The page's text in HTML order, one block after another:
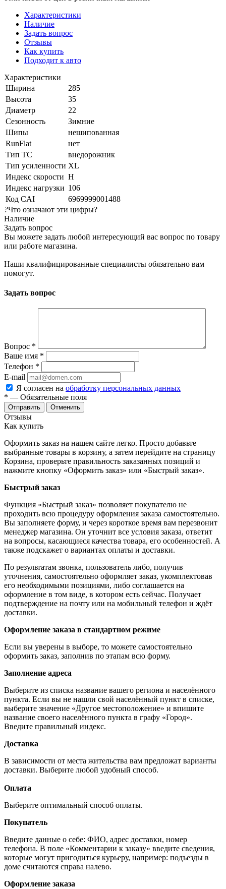
Характеристики
Наличие
Задать вопрос
Отзывы
Как купить
Подходит к авто
Характеристики
Ширина
285
Высота
35
Диаметр
22
Сезонность
Зимние
Шипы
нешипованная
RunFlat
нет
Тип ТС
внедорожник
Тип усиленности XL
Индекс скорости H
Индекс нагрузки 106
Код CAI
6969999001488
?Что означают эти цифры?
Наличие
Задать вопрос
Вы можете задать любой интересующий вас вопрос по товару
или работе магазина.
Наши квалифицированные специалисты обязательно вам
помогут.
Задать вопрос
Вопрос *
Ваше имя *
Телефон *
E-mail
Я согласен на обработку персональных данных
* — Обязательные поля
Отменить
Отзывы
Как купить
Оформить заказ на нашем сайте легко. Просто добавьте
выбранные товары в корзину, а затем перейдите на страницу
Корзина, проверьте правильность заказанных позиций и
нажмите кнопку «Оформить заказ» или «Быстрый заказ».
Быстрый заказ
Функция «Быстрый заказ» позволяет покупателю не
проходить всю процедуру оформления заказа самостоятельно.
Вы заполняете форму, и через короткое время вам перезвонит
менеджер магазина. Он уточнит все условия заказа, ответит
на вопросы, касающиеся качества товара, его особенностей. А
также подскажет о вариантах оплаты и доставки.
По результатам звонка, пользователь либо, получив
уточнения, самостоятельно оформляет заказ, укомплектовав
его необходимыми позициями, либо соглашается на
оформление в том виде, в котором есть сейчас. Получает
подтверждение на почту или на мобильный телефон и ждёт
доставки.
Оформление заказа в стандартном режиме
Если вы уверены в выборе, то можете самостоятельно
оформить заказ, заполнив по этапам всю форму.
Заполнение адреса
Выберите из списка название вашего региона и населённого
пункта. Если вы не нашли свой населённый пункт в списке,
выберите значение «Другое местоположение» и впишите
название своего населённого пункта в графу «Город».
Введите правильный индекс.
Доставка
В зависимости от места жительства вам предложат варианты
доставки. Выберите любой удобный способ.
Оплата
Выберите оптимальный способ оплаты.
Покупатель
Введите данные о себе: ФИО, адрес доставки, номер
телефона. В поле «Комментарии к заказу» введите сведения,
которые могут пригодиться курьеру, например: подъезды в
доме считаются справа налево.
Оформление заказа